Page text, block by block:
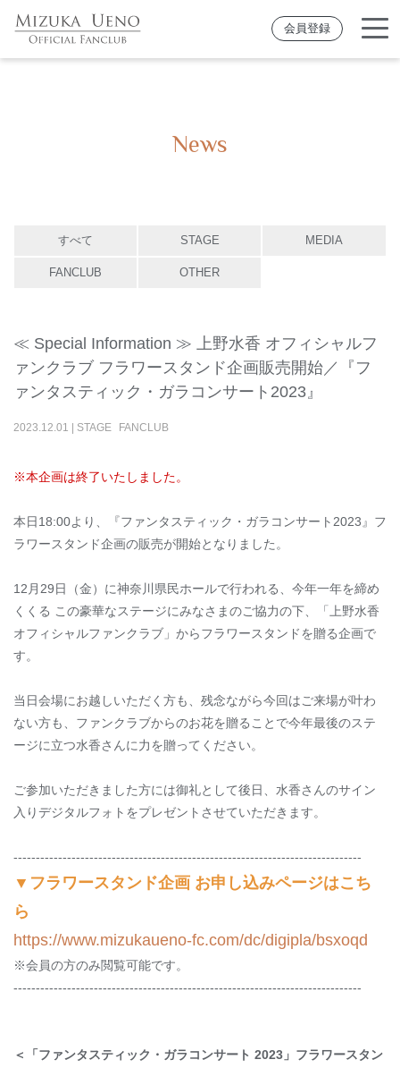
会員登録
News
すべて STAGE MEDIA
FANCLUB OTHER
≪ Special Information ≫ 上野水香 オフィシャルフ
ァンクラブ フラワースタンド企画販売開始／『フ
ァンタスティック・ガラコンサート2023』
2023.12.01 STAGE FANCLUB
※本企画は終了いたしました。
本日18:00より、『ファンタスティック・ガラコンサート2023』フ
ラワースタンド企画の販売が開始となりました。
12 月 29日（金）に神奈川県民ホールで行われる、今年一年を締め
くくる この豪華なステージにみなさまのご協力の下、「上野水香
オフィシャルファンクラブ」からフラワースタンドを贈る企画で
す。
当日会場にお越しいただく方も、残念ながら今回はご来場が叶わ
ない方も、ファンクラブからのお花を贈ることで今年最後のステ
ージに立つ水香さんに力を贈ってください。
ご参加いただきました方には御礼として後日、水香さんのサイン
入りデジタルフォトをプレゼントさせていただきます。
------------------------------------------------------------------------------
▼フラワースタンド企画 お申し込みページはこち
ら
https://www.mizukaueno-fc.com/dc/digipla/bsxoqd
※会員の方のみ閲覧可能です。
------------------------------------------------------------------------------
＜「ファンタスティック・ガラコンサート 2023 」フラワースタン